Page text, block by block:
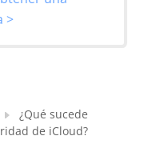
>
¿Qué sucede
de iCloud?